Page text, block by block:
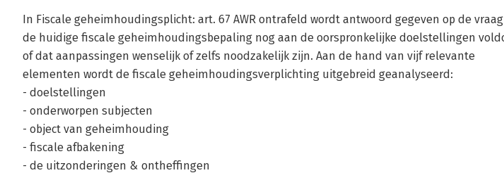
In Fiscale geheimhoudingsplicht: art. 67 AWR ontrafeld wordt antwoord gegeven op de
de huidige fiscale geheimhoudingsbepaling nog aan de oorspronkelijke doelstellingen
of dat aanpassingen wenselijk of zelfs noodzakelijk zijn. Aan de hand van vijf relevante
elementen wordt de fiscale geheimhoudingsverplichting uitgebreid geanalyseerd:
- doelstellingen
- onderworpen subjecten
- object van geheimhouding
- fiscale afbakening
- de uitzonderingen & ontheffingen